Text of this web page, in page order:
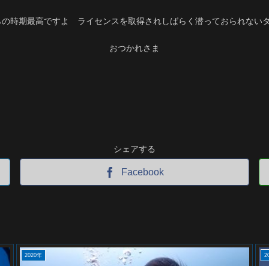
時期最高ですよ ライセンスを取得されしばらく潜っておられない
おつかれさま
シェアする
Facebook
2020年